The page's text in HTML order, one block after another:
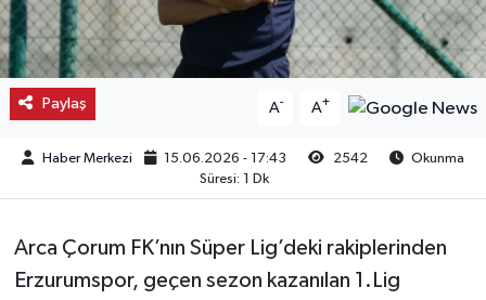
Paylaş A- A+
Haber Merkezi 15.06.2026 - 17:43 2542
Okunma
Süresi: 1 Dk
Arca Çorum FK’nın Süper Lig’deki rakiplerinden
Erzurumspor, geçen sezon kazanılan 1.Lig
Kargı
Laçin
Mecitözü
Oğuzlar
Ortaköy